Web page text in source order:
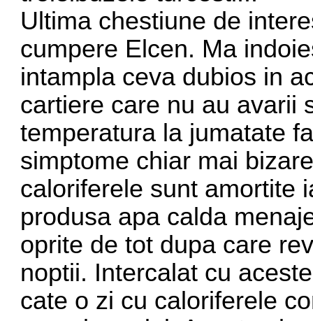
Ultima chestiune de
cumpere Elcen. Ma
intampla ceva dubios in
cartiere care nu au avarii
temperatura la jumatate
simptome chiar mai
caloriferele sunt amortite
produsa apa calda
oprite de tot dupa care
noptii. Intercalat cu
cate o zi cu caloriferele